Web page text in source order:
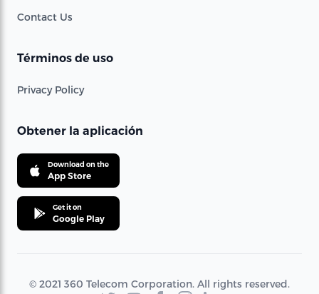
Contact Us
Términos de uso
Privacy Policy
Obtener la aplicación
Download on the
App Store
Get it on
Google Play
© 2021 360 Telecom Corporation. All rights reserved.